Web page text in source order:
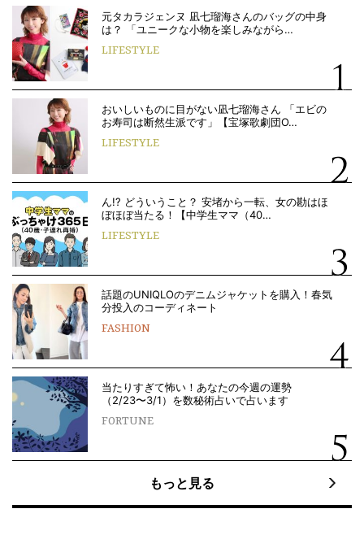
元タカラジェンヌ 凪七瑠海さんのバッグの中身
は？ 「ユニークな小物を楽しみながら…
LIFESTYLE
おいしいものに目がない凪七瑠海さん 「エビの
お寿司は断然生派です」【宝塚歌劇団O…
LIFESTYLE
ん!? どういうこと？ 安堵から一転、女の勘はほ
ぼほぼ当たる！【中学生ママ（40…
LIFESTYLE
話題のUNIQLOのデニムジャケットを購入！春気
分投入のコーディネート
FASHION
当たりすぎて怖い！あなたの今週の運勢
（2/23〜3/1）を数秘術占いで占います
FORTUNE
もっと見る